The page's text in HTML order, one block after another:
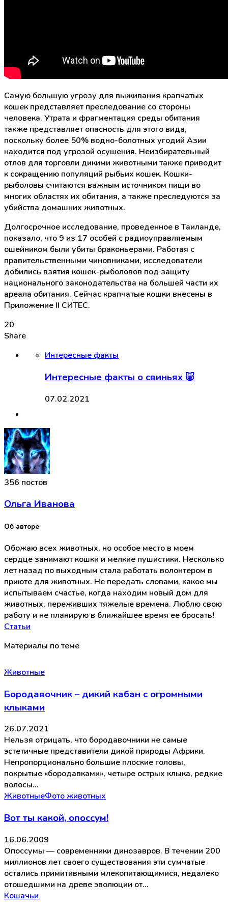
Самую большую угрозу для выживания крапчатых
кошек представляет преследование со стороны
человека. Утрата и фрагментация среды обитания
также представляет опасность для этого вида,
поскольку более 50% водно-болотных угодий Азии
находится под угрозой осушения. Неизбирательный
отлов для торговли дикими животными также приводит
к сокращению популяций рыбьих кошек. Кошки-
рыболовы считаются важным источником пищи во
многих областях их обитания, а также преследуются за
убийства домашних животных.
Долгосрочное исследование, проведенное в Таиланде,
показало, что 9 из 17 особей с радиоуправляемым
ошейником были убиты браконьерами. Работая с
правительственными чиновниками, исследователи
добились взятия кошек-рыболовов под защиту
национального законодательства на большей части их
ареала обитания. Сейчас крапчатые кошки внесены в
Приложение II СИТЕС.
20
Share
Интересные факты
Интересные факты о свиньях 🐷
07.02.2021
356 постов
Ольга Иванова
Об авторе
Обожаю всех животных, но особое место в моем
сердце занимают кошки и мелкие пушистики. Несколько
лет назад по выходным стала работать волонтером в
приюте для животных. Не передать словами, какое мы
испытываем счастье, когда находим новый дом для
животных, переживших тяжелые времена. Люблю свою
работу и не планирую в ближайшее время ее бросать!
Статьи
Материалы по теме
Животные
Бородавочник – дикий кабан с огромными
клыками
26.07.2021
Нельзя отрицать, что бородавочники не самые
эстетичные представители дикой природы Африки.
Непропорционально большие плоские головы,
покрытые «бородавками», четыре острых клыка, редкие
волосы…
ЖивотныеФото животных
Вот ты какой, опоссум!
16.06.2009
Опоссумы — современники динозавров. В течении 200
миллионов лет своего существования эти сумчатые
остались примитивными млекопитающимися, недалеко
отошедшими на древе эволюции от…
Кошачьи